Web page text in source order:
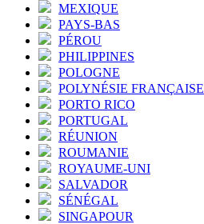
MEXIQUE
PAYS-BAS
PÉROU
PHILIPPINES
POLOGNE
POLYNÉSIE FRANÇAISE
PORTO RICO
PORTUGAL
RÉUNION
ROUMANIE
ROYAUME-UNI
SALVADOR
SÉNÉGAL
SINGAPOUR